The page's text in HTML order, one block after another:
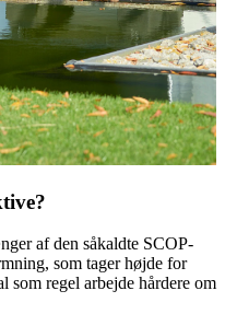
af den såkaldte SCOP-
som tager højde for
som regel arbejde hårdere om